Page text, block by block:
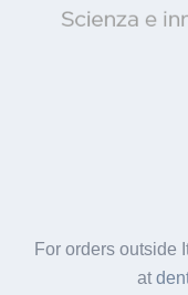
For orders outside
at